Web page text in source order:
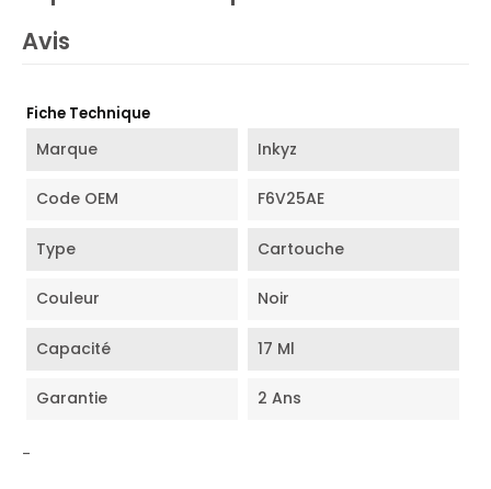
Avis
Fiche Technique
Marque Inkyz
Code OEM F6V25AE
Type Cartouche
Couleur Noir
Capacité 17 Ml
Garantie 2 Ans
-